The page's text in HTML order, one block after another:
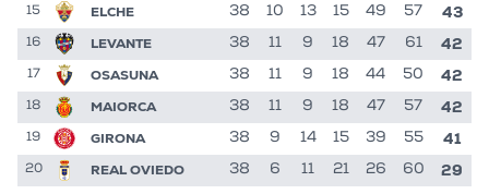
15 ELCHE 38 10 13 15 49 57 43
16 LEVANTE 38 11 9 18 47 61 42
17 OSASUNA 38 11 9 18 44 50 42
18 MAIORCA 38 11 9 18 47 57 42
19 GIRONA 38 9 14 15 39 55 41
20 REAL OVIEDO 38 6 11 21 26 60 29